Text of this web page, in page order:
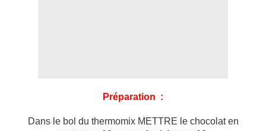
Préparation :
Dans le bol du thermomix METTRE le chocolat en